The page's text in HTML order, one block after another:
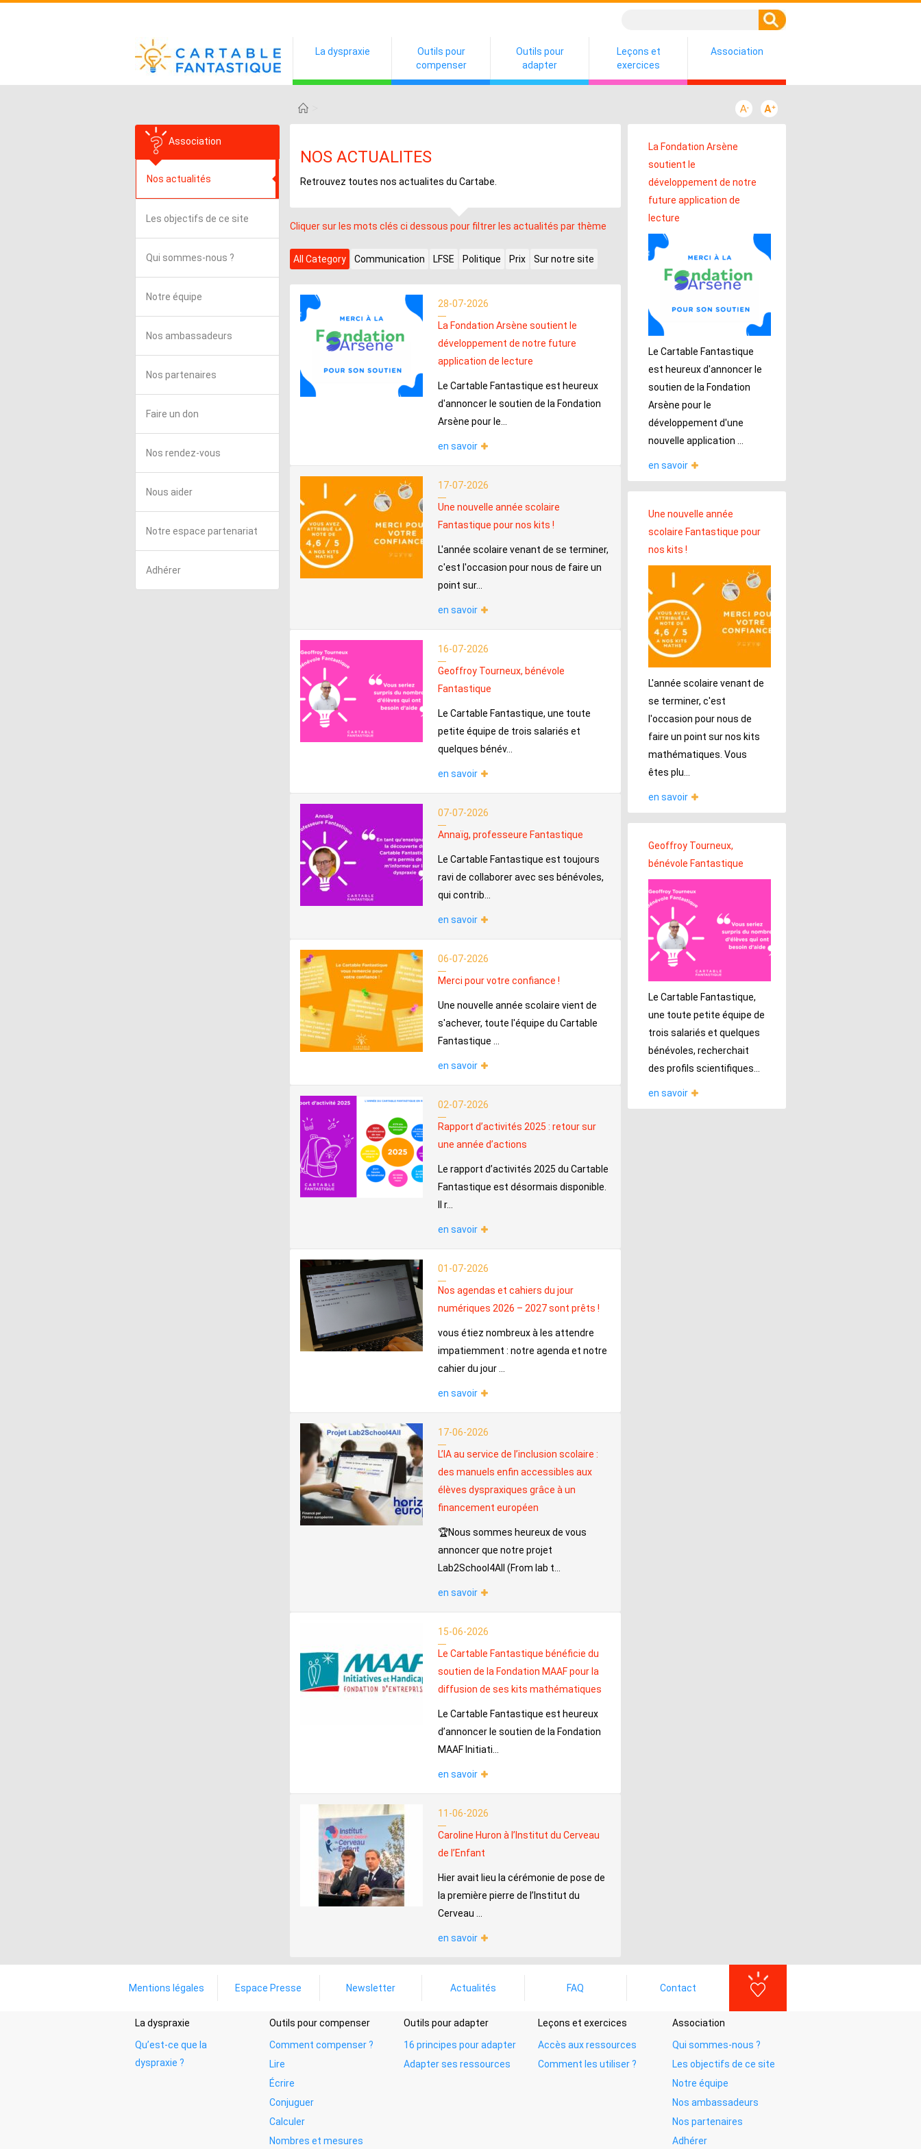
La dyspraxie
Outils pour
compenser
Outils pour
adapter
Leçons et
exercices
Association
Association
Nos actualités
Les objectifs de ce site
Qui sommes-nous ?
Notre équipe
Nos ambassadeurs
Nos partenaires
Faire un don
Nos rendez-vous
Nous aider
Notre espace partenariat
Adhérer
NOS ACTUALITES
Retrouvez toutes nos actualites du Cartabe.
Cliquer sur les mots clés ci dessous pour filtrer les actualités par thème
All Category Communication LFSE Politique Prix Sur notre site
28-07-2026
La Fondation Arsène soutient le
développement de notre future
application de lecture
Le Cartable Fantastique est heureux
d'annoncer le soutien de la Fondation
Arsène pour le...
en savoir
17-07-2026
Une nouvelle année scolaire
Fantastique pour nos kits !
L'année scolaire venant de se terminer,
c'est l'occasion pour nous de faire un
point sur...
en savoir
16-07-2026
Geoffroy Tourneux, bénévole
Fantastique
Le Cartable Fantastique, une toute
petite équipe de trois salariés et
quelques bénév...
en savoir
07-07-2026
Annaïg, professeure Fantastique
Le Cartable Fantastique est toujours
ravi de collaborer avec ses bénévoles,
qui contrib...
en savoir
06-07-2026
Merci pour votre confiance !
Une nouvelle année scolaire vient de
s'achever, toute l'équipe du Cartable
Fantastique ...
en savoir
02-07-2026
Rapport d’activités 2025 : retour sur
une année d’actions
Le rapport d’activités 2025 du Cartable
Fantastique est désormais disponible.
Il r...
en savoir
01-07-2026
Nos agendas et cahiers du jour
numériques 2026 – 2027 sont prêts !
vous étiez nombreux à les attendre
impatiemment : notre agenda et notre
cahier du jour ...
en savoir
17-06-2026
L’IA au service de l’inclusion scolaire :
des manuels enfin accessibles aux
élèves dyspraxiques grâce à un
financement européen
🏆Nous sommes heureux de vous
annoncer que notre projet
Lab2School4All (From lab t...
en savoir
15-06-2026
Le Cartable Fantastique bénéficie du
soutien de la Fondation MAAF pour la
diffusion de ses kits mathématiques
Le Cartable Fantastique est heureux
d’annoncer le soutien de la Fondation
MAAF Initiati...
en savoir
11-06-2026
Caroline Huron à l’Institut du Cerveau
de l’Enfant
Hier avait lieu la cérémonie de pose de
la première pierre de l’Institut du
Cerveau ...
en savoir
La Fondation Arsène
soutient le
développement de notre
future application de
lecture
Le Cartable Fantastique
est heureux d'annoncer le
soutien de la Fondation
Arsène pour le
développement d'une
nouvelle application ...
en savoir
Une nouvelle année
scolaire Fantastique pour
nos kits !
L'année scolaire venant de
se terminer, c'est
l'occasion pour nous de
faire un point sur nos kits
mathématiques. Vous
êtes plu...
en savoir
Geoffroy Tourneux,
bénévole Fantastique
Le Cartable Fantastique,
une toute petite équipe de
trois salariés et quelques
bénévoles, recherchait
des profils scientifiques...
en savoir
Mentions légales Espace Presse Newsletter Actualités FAQ Contact
La dyspraxie
Qu’est-ce que la
dyspraxie ?
Outils pour compenser
Comment compenser ?
Lire
Écrire
Conjuguer
Calculer
Nombres et mesures
Outils pour adapter
16 principes pour adapter
Adapter ses ressources
Leçons et exercices
Accès aux ressources
Comment les utiliser ?
Association
Qui sommes-nous ?
Les objectifs de ce site
Notre équipe
Nos ambassadeurs
Nos partenaires
Adhérer